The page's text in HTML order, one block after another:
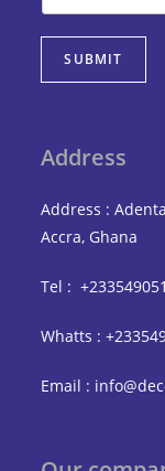
SUBMIT
Address
Address :
Accra, Ghana
Tel :
Whatts :
Email :